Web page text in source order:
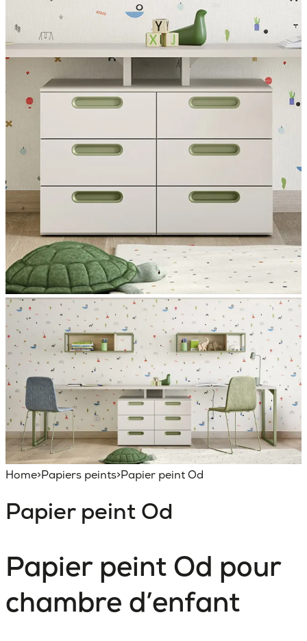
Home>Papiers peints>Papier peint Od
Papier peint Od
Papier peint Od pour
chambre d’enfant